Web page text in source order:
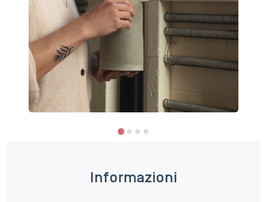
Informazioni